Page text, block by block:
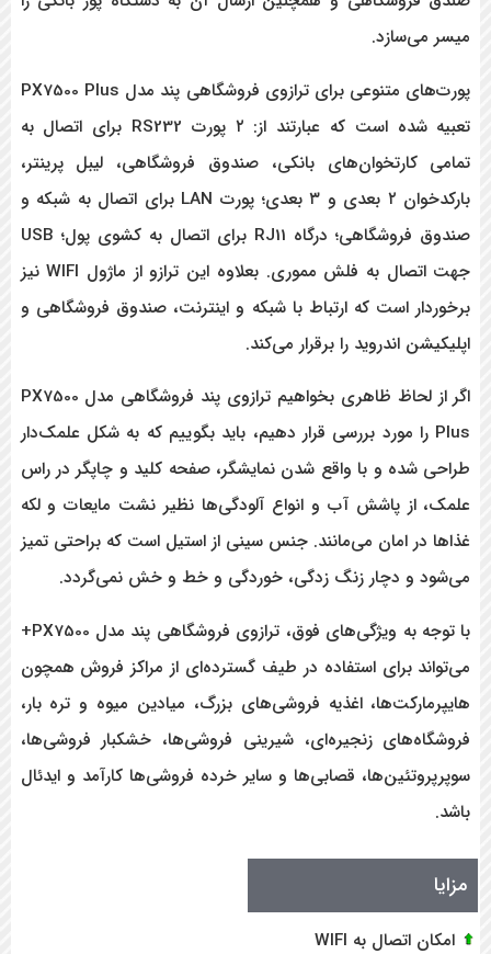
میسر می‌سازد.
پورت‌های متنوعی برای ترازوی فروشگاهی پند مدل PX7500 Plus
تعبیه شده است که عبارتند از: ۲ پورت
RS232 برای اتصال به
تمامی کارتخوان‌های بانکی، صندوق فروشگاهی، لیبل پرینتر،
بارکدخوان ۲ بعدی و ۳ بعدی؛ پورت LAN برای اتصال به شبکه و
صندوق فروشگاهی؛ درگاه RJ11 برای اتصال به کشوی پول؛ USB
جهت اتصال به فلش مموری. بعلاوه این ترازو از ماژول WIFI نیز
برخوردار است که ارتباط با شبکه و اینترنت، صندوق فروشگاهی و
اپلیکیشن اندروید را برقرار می‌کند.
اگر از لحاظ ظاهری بخواهیم ترازوی پند فروشگاهی مدل PX7500
Plus را مورد بررسی قرار دهیم، باید بگوییم که به شکل علمک‌دار
طراحی شده و با واقع شدن نمایشگر، صفحه کلید و چاپگر در راس
علمک، از پاشش آب و انواع آلودگی‌ها نظیر نشت مایعات و لکه
غذاها در امان می‌مانند. جنس سینی از استیل است که براحتی تمیز
می‌شود و دچار زنگ زدگی، خوردگی و خط و خش نمی‌گردد.
با توجه به ویژگی‌های فوق، ترازوی فروشگاهی پند مدل PX7500+
می‌تواند برای استفاده در طیف گسترده‌ای از مراکز فروش همچون
هایپرمارکت‌ها، اغذیه فروشی‌های بزرگ، میادین میوه و تره بار،
فروشگاه‌های زنجیره‌ای، شیرینی فروشی‌ها، خشکبار فروشی‌ها،
سوپر‌پروتئین‌ها، قصابی‌ها و سایر خرده فروشی‌ها کارآمد و ایدئال
باشد.
مزایا
امکان اتصال به WIFI